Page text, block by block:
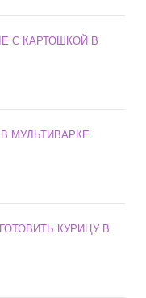
С КАРТОШКОЙ В
МУЛЬТИВАРКЕ
КУРИЦУ В